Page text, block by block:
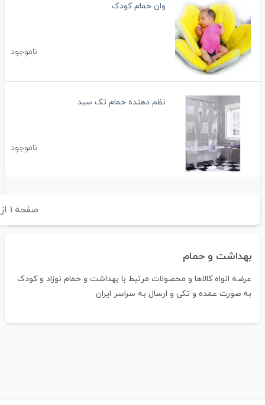
وان حمام کودک
ناموجود
نظم دهنده حمام تک سبد
ناموجود
صفحه ۱ از
بهداشت و حمام
عرضه انواه کالاها و محصولات مرتبط با بهداشت و حمام نوزاد و کودک
به صورت عمده و تکی و ارسال به سراسر ایران